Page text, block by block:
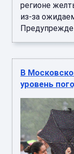
регионе
из-за
В
уровень